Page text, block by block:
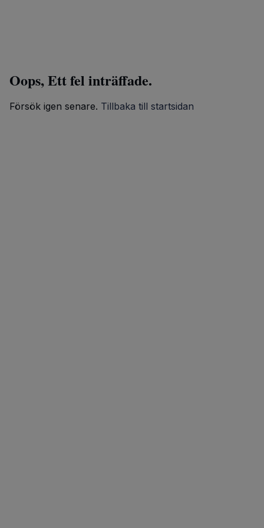
Oops, Ett fel inträffade.
Försök igen senare. Tillbaka till startsidan